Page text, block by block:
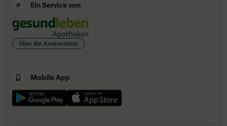
Ein Service von
Über die Kooperation
Mobile App